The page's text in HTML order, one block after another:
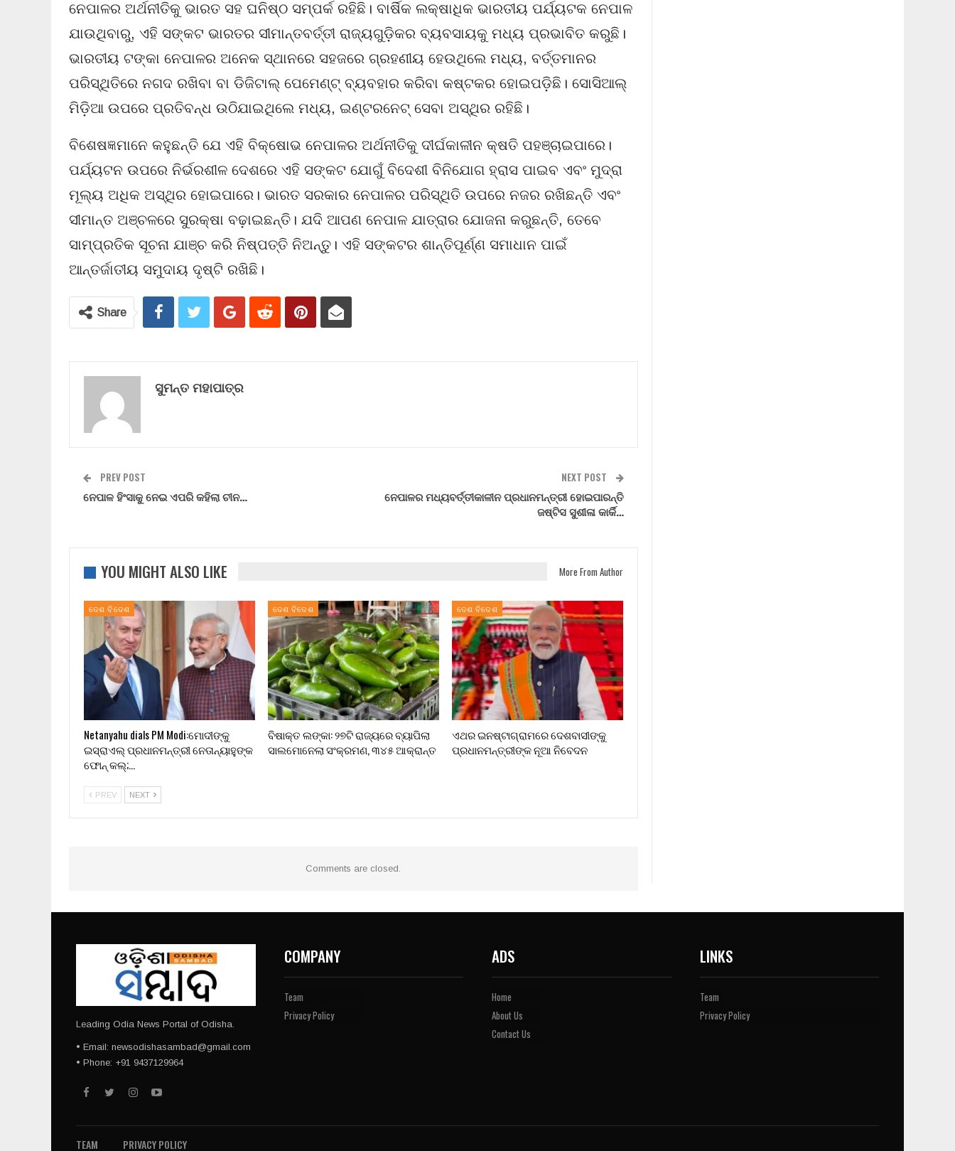
ନେପାଳର ଅର୍ଥନୀତିକୁ ଭାରତ ସହ ଘନିଷ୍ଠ ସମ୍ପର୍କ ରହିଛି। ବାର୍ଷିକ ଲକ୍ଷାଧିକ ଭାରତୀୟ ପର୍ଯ୍ୟଟକ ନେପାଳ
ଯାଉଥିବାରୁ, ଏହି ସଙ୍କଟ ଭାରତର ସୀମାନ୍ତବର୍ତ୍ତୀ ରାଜ୍ୟଗୁଡ଼ିକର ବ୍ୟବସାୟକୁ ମଧ୍ୟ ପ୍ରଭାବିତ କରୁଛି।
ଭାରତୀୟ ଟଙ୍କା ନେପାଳର ଅନେକ ସ୍ଥାନରେ ସହଜରେ ଗ୍ରହଣୀୟ ହେଉଥିଲେ ମଧ୍ୟ, ବର୍ତ୍ତମାନର
ପରିସ୍ଥିତିରେ ନଗଦ ରଖିବା ବା ଡିଜିଟାଲ୍ ପେମେଣ୍ଟ୍ ବ୍ୟବହାର କରିବା କଷ୍ଟକର ହୋଇପଡ଼ିଛି। ସୋସିଆଲ୍
ମିଡ଼ିଆ ଉପରେ ପ୍ରତିବନ୍ଧ ଉଠିଯାଇଥିଲେ ମଧ୍ୟ, ଇଣ୍ଟରନେଟ୍ ସେବା ଅସ୍ଥିର ରହିଛି।
ବିଶେଷଜ୍ଞମାନେ କହୁଛନ୍ତି ଯେ ଏହି ବିକ୍ଷୋଭ ନେପାଳର ଅର୍ଥନୀତିକୁ ଦୀର୍ଘକାଳୀନ କ୍ଷତି ପହଞ୍ଚାଇପାରେ।
ପର୍ଯ୍ୟଟନ ଉପରେ ନିର୍ଭରଶୀଳ ଦେଶରେ ଏହି ସଙ୍କଟ ଯୋଗୁଁ ବିଦେଶୀ ବିନିଯୋଗ ହ୍ରାସ ପାଇବ ଏବଂ ମୁଦ୍ରା
ମୂଲ୍ୟ ଅଧିକ ଅସ୍ଥିର ହୋଇପାରେ। ଭାରତ ସରକାର ନେପାଳର ପରିସ୍ଥିତି ଉପରେ ନଜର ରଖିଛନ୍ତି ଏବଂ
ସୀମାନ୍ତ ଅଞ୍ଚଳରେ ସୁରକ୍ଷା ବଢ଼ାଇଛନ୍ତି। ଯଦି ଆପଣ ନେପାଳ ଯାତ୍ରାର ଯୋଜନା କରୁଛନ୍ତି, ତେବେ
ସାମ୍ପ୍ରତିକ ସୂଚନା ଯାଞ୍ଚ କରି ନିଷ୍ପତ୍ତି ନିଅନ୍ତୁ। ଏହି ସଙ୍କଟର ଶାନ୍ତିପୂର୍ଣ୍ଣ ସମାଧାନ ପାଇଁ
ଆନ୍ତର୍ଜାତୀୟ ସମୁଦାୟ ଦୃଷ୍ଟି ରଖିଛି।
Share
ସୁମନ୍ତ ମହାପାତ୍ର
PREV POST
ନେପାଳ ହିଂସାକୁ ନେଇ ଏପରି କହିଲା ଚୀନ…
NEXT POST
ନେପାଳର ମଧ୍ୟବର୍ତ୍ତୀକାଳୀନ ପ୍ରଧାନମନ୍ତ୍ରୀ ହୋଇପାରନ୍ତି
ଜଷ୍ଟିସ ସୁଶୀଳା କାର୍କି…
YOU MIGHT ALSO LIKE More From Author
ଦେଶ ବିଦେଶ
Netanyahu dials PM Modi:ମୋଦୀଙ୍କୁ
ଇସ୍ରାଏଲ୍ ପ୍ରଧାନମନ୍ତ୍ରୀ ନେତାନ୍ୟାହୁଙ୍କ
ଫୋନ୍ କଲ୍;…
ଦେଶ ବିଦେଶ
ବିଷାକ୍ତ ଲଙ୍କା: ୨୭ଟି ରାଜ୍ୟରେ ବ୍ୟାପିଲା
ସାଲମୋନେଲା ସଂକ୍ରମଣ, ୩୪୫ ଆକ୍ରାନ୍ତ
ଦେଶ ବିଦେଶ
ଏଥର ଇନଷ୍ଟାଗ୍ରାମରେ ଦେଶବାସୀଙ୍କୁ
ପ୍ରଧାନମନ୍ତ୍ରୀଙ୍କ ନୂଆ ନିବେଦନ
PREV NEXT
Comments are closed.
Leading Odia News Portal of Odisha.
• Email: newsodishasambad@gmail.com
• Phone: +91 9437129964
COMPANY
Team
Privacy Policy
ADS
Home
About Us
Contact Us
LINKS
Team
Privacy Policy
TEAM PRIVACY POLICY